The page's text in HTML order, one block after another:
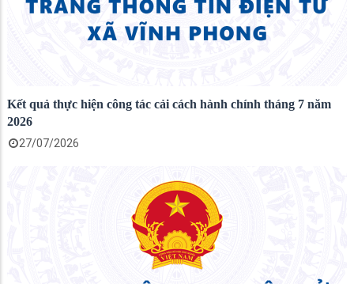
Kết quả thực hiện công tác cải cách hành chính tháng 7 năm
2026
27/07/2026